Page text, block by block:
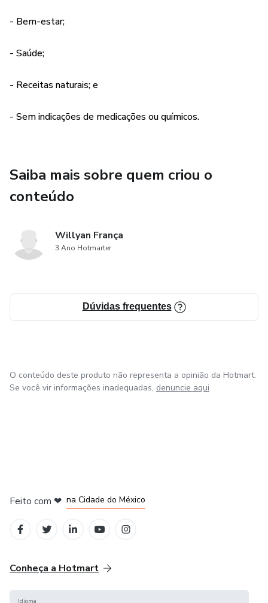
- Bem-estar;
- Saúde;
- Receitas naturais; e
- Sem indicações de medicações ou químicos.
Saiba mais sobre quem criou o
conteúdo
Willyan França
3 Ano Hotmarter
Dúvidas frequentes
O conteúdo deste produto não representa a opinião da Hotmart.
Se você vir informações inadequadas, denuncie aqui
Feito com ❤ na Cidade do México
Conheça a Hotmart
Idioma